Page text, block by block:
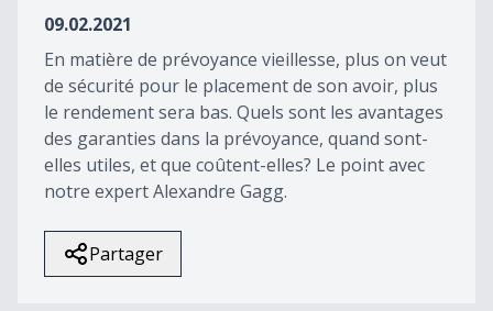
seconds
09.02.2021
En matière de prévoyance vieillesse, plus on veut
de sécurité pour le placement de son avoir, plus
le rendement sera bas. Quels sont les avantages
des garanties dans la prévoyance, quand sont-
elles utiles, et que coûtent-elles? Le point avec
notre expert Alexandre Gagg.
Partager